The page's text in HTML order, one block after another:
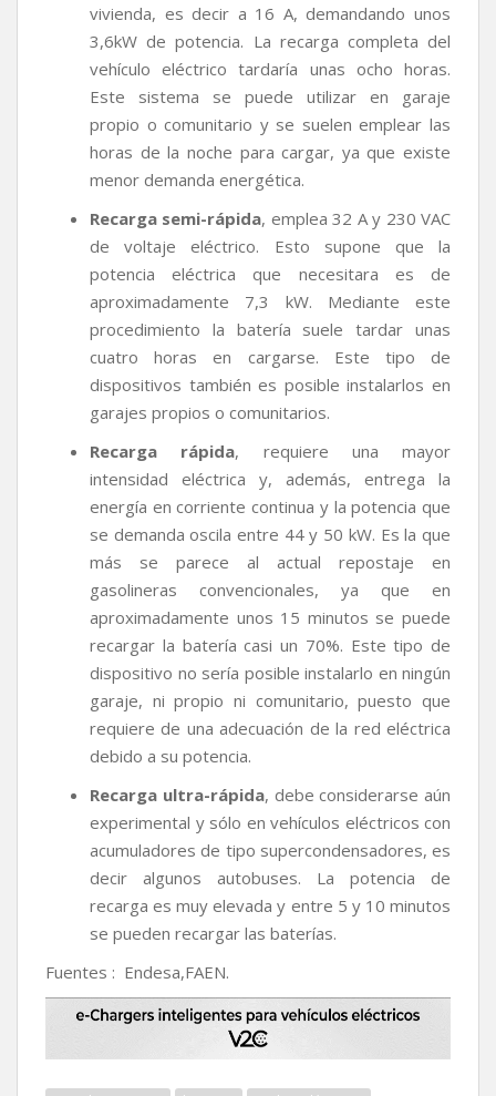
vivienda, es decir a 16 A, demandando unos
3,6kW de potencia. La recarga completa del
vehículo eléctrico tardaría unas ocho horas.
Este sistema se puede utilizar en garaje
propio o comunitario y se suelen emplear las
horas de la noche para cargar, ya que existe
menor demanda energética.
Recarga semi-rápida, emplea 32 A y 230 VAC
de voltaje eléctrico. Esto supone que la
potencia eléctrica que necesitara es de
aproximadamente 7,3 kW. Mediante este
procedimiento la batería suele tardar unas
cuatro horas en cargarse. Este tipo de
dispositivos también es posible instalarlos en
garajes propios o comunitarios.
Recarga rápida, requiere una mayor
intensidad eléctrica y, además, entrega la
energía en corriente continua y la potencia que
se demanda oscila entre 44 y 50 kW. Es la que
más se parece al actual repostaje en
gasolineras convencionales, ya que en
aproximadamente unos 15 minutos se puede
recargar la batería casi un 70%. Este tipo de
dispositivo no sería posible instalarlo en ningún
garaje, ni propio ni comunitario, puesto que
requiere de una adecuación de la red eléctrica
debido a su potencia.
Recarga ultra-rápida, debe considerarse aún
experimental y sólo en vehículos eléctricos con
acumuladores de tipo supercondensadores, es
decir algunos autobuses. La potencia de
recarga es muy elevada y entre 5 y 10 minutos
se pueden recargar las baterías.
Fuentes : Endesa,FAEN.